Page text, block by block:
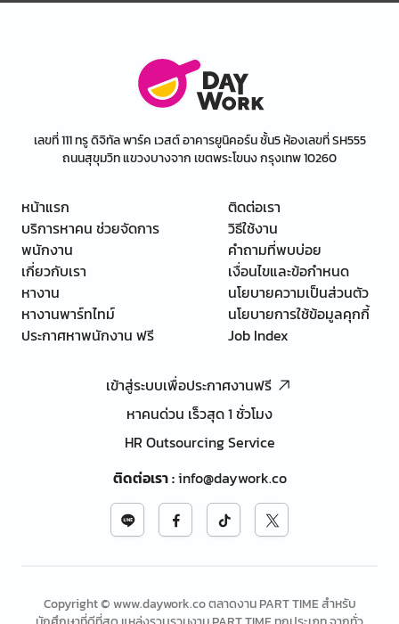
เลขที่ 111 ทรู ดิจิทัล พาร์ค เวสต์ อาคารยูนิคอร์น ชั้น5 ห้องเลขที่ SH555
ถนนสุขุมวิท แขวงบางจาก เขตพระโขนง กรุงเทพ 10260
หน้าแรก
บริการหาคน ช่วยจัดการ
พนักงาน
เกี่ยวกับเรา
หางาน
หางานพาร์ทไทม์
ประกาศหาพนักงาน ฟรี
ติดต่อเรา
วิธีใช้งาน
คำถามที่พบบ่อย
เงื่อนไขและข้อกำหนด
นโยบายความเป็นส่วนตัว
นโยบายการใช้ข้อมูลคุกกี้
Job Index
เข้าสู่ระบบเพื่อประกาศงานฟรี
หาคนด่วน เร็วสุด 1 ชั่วโมง
HR Outsourcing Service
ติดต่อเรา:info@daywork.co
Copyright © www.daywork.co ตลาดงาน PART TIME สำหรับ